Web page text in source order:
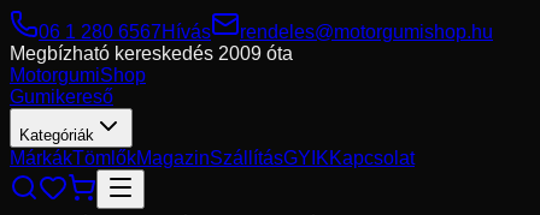
06 1 280 6567Hívás
rendeles@motorgumishop.hu
Megbízható kereskedés 2009 óta
MotorgumiShop
Gumikereső
Kategóriák
MárkákTömlőkMagazinSzállításGYIKKapcsolat